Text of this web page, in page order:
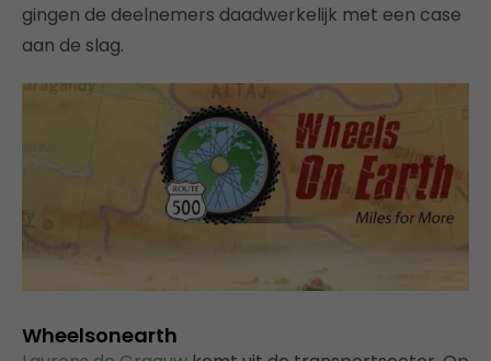
gingen de deelnemers daadwerkelijk met een case
aan de slag.
Wheelsonearth